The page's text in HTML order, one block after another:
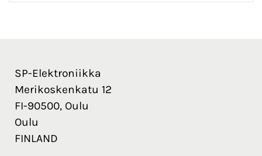
SP-Elektroniikka
Merikoskenkatu 12
FI-90500, Oulu
Oulu
FINLAND